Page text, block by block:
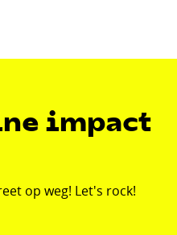
impact
op weg! Let's rock!